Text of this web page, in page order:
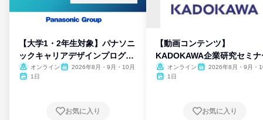
【大学1・2年生対象】パナソニ
ックキャリアデザインプログラ
ム
オンライン
2026年8月・9月・10月
1日
お気に入り
【動画コンテンツ】
KADOKAWA企業研究セミナ
オンライン
2026年8月・9月・
1日
お気に入り